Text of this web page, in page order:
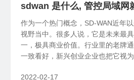
sdwan 是什么, 管控局域网
作为一个热门概念，SD-WAN近年
视野当中。很多人说，它是未来最
一，极具商业价值。行业里的老牌
一致看好，新兴创业企业也把它视为
2022-02-17